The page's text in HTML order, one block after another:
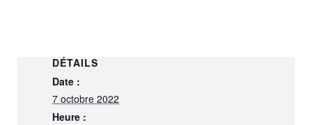
DÉTAILS
Date :
7 octobre 2022
Heure :